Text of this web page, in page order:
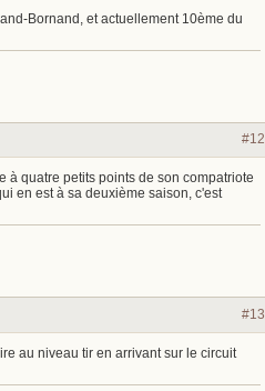
Bornand, et actuellement 10ème du
#12
à quatre petits points de son compatriote
en est à sa deuxième saison, c'est
#13
au niveau tir en arrivant sur le circuit